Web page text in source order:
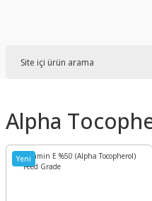
Alpha
Yeni